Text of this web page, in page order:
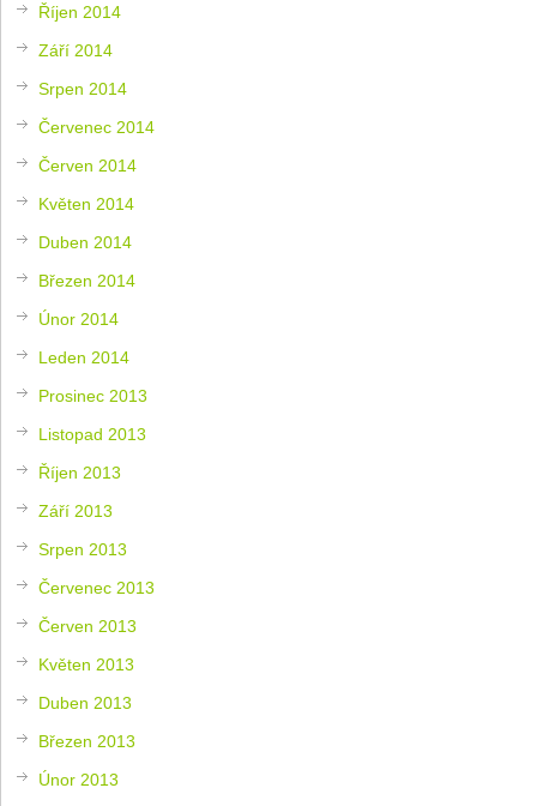
Říjen 2014
Září 2014
Srpen 2014
Červenec 2014
Červen 2014
Květen 2014
Duben 2014
Březen 2014
Únor 2014
Leden 2014
Prosinec 2013
Listopad 2013
Říjen 2013
Září 2013
Srpen 2013
Červenec 2013
Červen 2013
Květen 2013
Duben 2013
Březen 2013
Únor 2013